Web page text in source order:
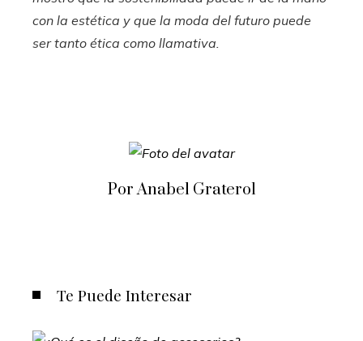
con la estética y que la moda del futuro puede
ser tanto ética como llamativa.
Por Anabel Graterol
Te Puede Interesar